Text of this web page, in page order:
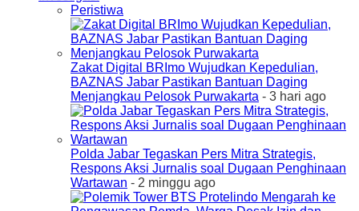
Peristiwa
Zakat Digital BRImo Wujudkan Kepedulian,
BAZNAS Jabar Pastikan Bantuan Daging
Menjangkau Pelosok Purwakarta - 3 hari ago
Polda Jabar Tegaskan Pers Mitra Strategis,
Respons Aksi Jurnalis soal Dugaan Penghinaan
Wartawan - 2 minggu ago